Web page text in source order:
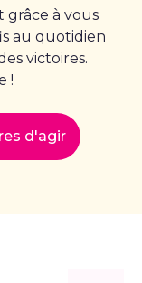
grâce à vous
au quotidien
victoires.
!
d'agir